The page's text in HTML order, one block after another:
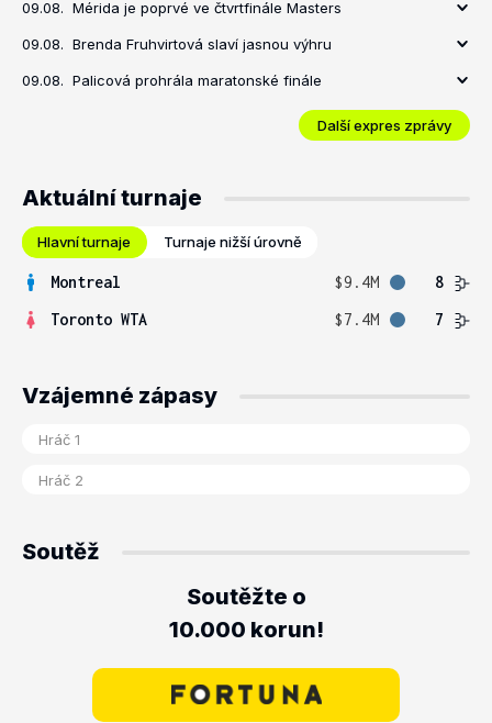
09.08. Mérida je poprvé ve čtvrtfinále Masters
09.08. Brenda Fruhvirtová slaví jasnou výhru
09.08. Palicová prohrála maratonské finále
Další expres zprávy
Aktuální turnaje
Hlavní turnaje Turnaje nižší úrovně
Montreal $9.4M
8
Toronto WTA
$7.4M 7
Vzájemné zápasy
Soutěž
Soutěžte o
10.000 korun!